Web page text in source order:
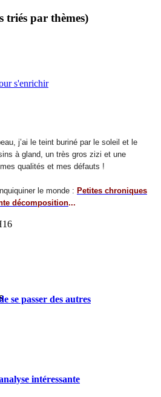
triés par thèmes)
j’ai le teint buriné par le soleil et le
à gland, un très gros zizi et une
qualités et mes défauts !
le monde : Petites chroniques
décomposition...
se passer des autres
intéressante